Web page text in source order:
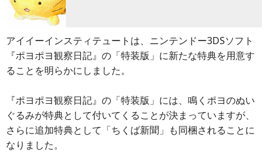
アイイーインスティテュートは、ニンテンドー3DSソフト
『ポヨポヨ観察日記』の「特装版」に新たな特典を用意す
ることを明らかにしました。
『ポヨポヨ観察日記』の「特装版」には、鳴くポヨのぬい
ぐるみが特典として付いてくることが決まっていますが、
さらに追加特典として「ちくば新聞」も同梱されることに
なりました。